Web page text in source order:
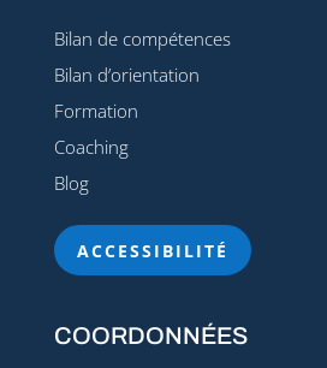
Bilan de compétences
Bilan d’orientation
Formation
Coaching
Blog
ACCESSIBILITÉ
COORDONNÉES